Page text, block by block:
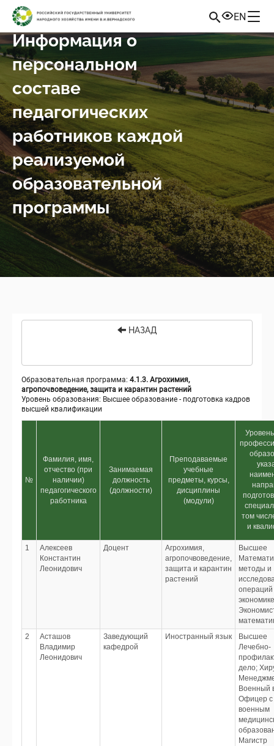
EN
Информация о
персональном
составе
педагогических
работников каждой
реализуемой
образовательной
программы
НАЗАД
Образовательная программа: 4.1.3. Агрохимия,
агропочвоведение, защита и карантин растений
Уровень образования: Высшее образование - подготовка кадров
высшей квалификации
№
Фамилия, имя,
отчество (при
наличии)
педагогического
работника
Занимаемая
должность
(должности)
Преподаваемые
учебные
предметы, курсы,
дисциплины
(модули)
том
и
1
Алексеев
Константин
Леонидович
Доцент
Агрохимия,
агропочвоведение,
защита и карантин
растений
Высшее
методы и
операций
экономике
2
Асташов
Владимир
Леонидович
Заведующий
кафедрой
Иностранный язык
Высшее
Лечебно-
дело;
Военный
Офицер
военным
Магистр